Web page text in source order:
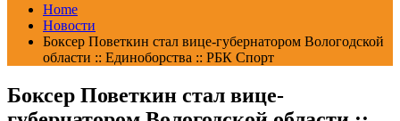
Home
Новости
Боксер Поветкин стал вице-губернатором Вологодской
области :: Единоборства :: РБК Спорт
Боксер Поветкин стал вице-